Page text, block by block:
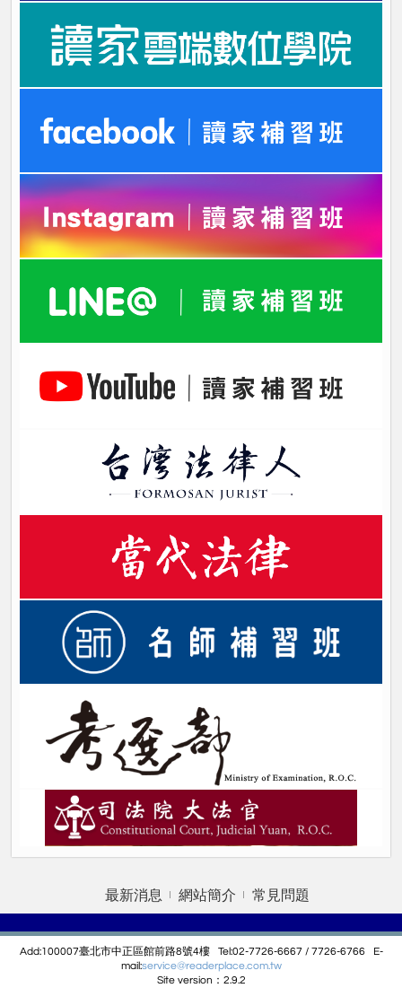
最新消息 網站簡介 常見問題
Add:100007臺北市中正區館前路8號4樓 Tel:02-7726-6667 / 7726-6766 E-
mail:service@readerplace.com.tw
Site version：2.9.2